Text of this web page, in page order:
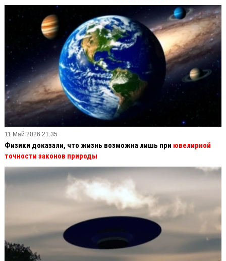
11 Май 2026 21:35
Физики доказали, что жизнь возможна лишь при ювелирной
точности законов природы